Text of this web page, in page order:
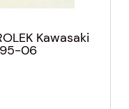
Kawasaki
06